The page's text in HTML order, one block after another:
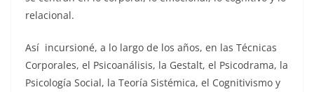
relacional.
Así incursioné, a lo largo de los años, en las Técnicas
Corporales, el Psicoanálisis, la Gestalt, el Psicodrama, la
Psicología Social, la Teoría Sistémica, el Cognitivismo y